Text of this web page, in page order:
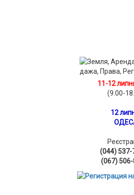
11-12
(9.00-
12
(044) 537-
(067) 506-